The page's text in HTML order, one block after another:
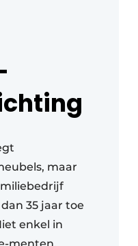
maar
35 jaar toe
enkel in